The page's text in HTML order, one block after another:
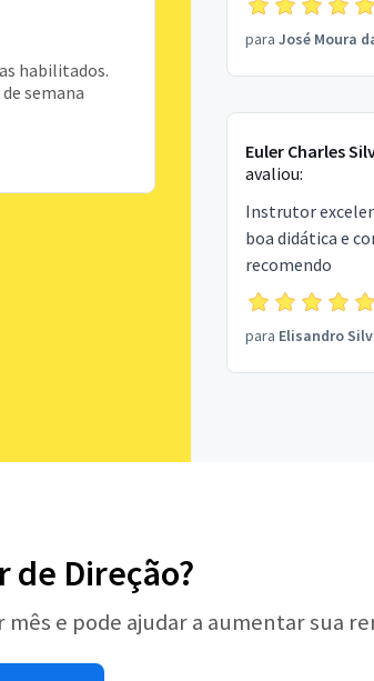
habilitados.
semana
não fosse
muito bom e
Obrigada!
para José Moura
Euler Charles
avaliou:
Instrutor
boa didática e
recomendo
para Elisandro
de Direção?
mês e pode ajudar a aumentar sua